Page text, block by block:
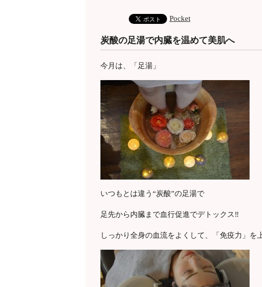
Pocket
炭酸の足湯で内臓を温めて美肌へ
今月は、「足湯」
いつもとは違う“炭酸”の足湯で
足先から内臓まで血行促進でデトックス‼
しっかり全身の血流をよくして、「免疫力」を